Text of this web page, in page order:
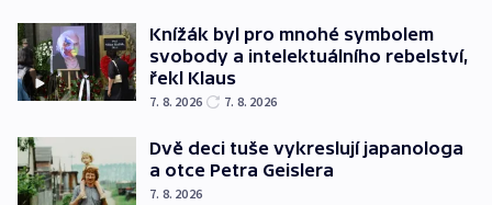
Knížák byl pro mnohé symbolem
svobody a intelektuálního rebelství,
řekl Klaus
7. 8. 2026 7. 8. 2026
Dvě deci tuše vykreslují japanologa
a otce Petra Geislera
7. 8. 2026